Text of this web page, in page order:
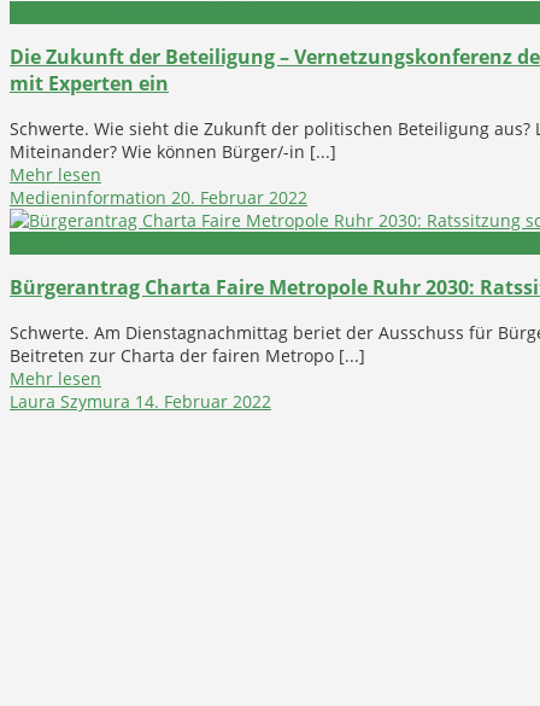
Die Zukunft der Beteiligung – Vernetzungskonferenz
mit Experten ein
Schwerte. Wie sieht die Zukunft der politischen Beteiligung
Miteinander? Wie können Bürger/-in [...]
Mehr lesen
Medieninformation 20. Februar 2022
Bürgerantrag Charta Faire Metropole Ruhr 2030:
Schwerte. Am Dienstagnachmittag beriet der Ausschuss für
Beitreten zur Charta der fairen Metropo [...]
Mehr lesen
Laura Szymura 14. Februar 2022